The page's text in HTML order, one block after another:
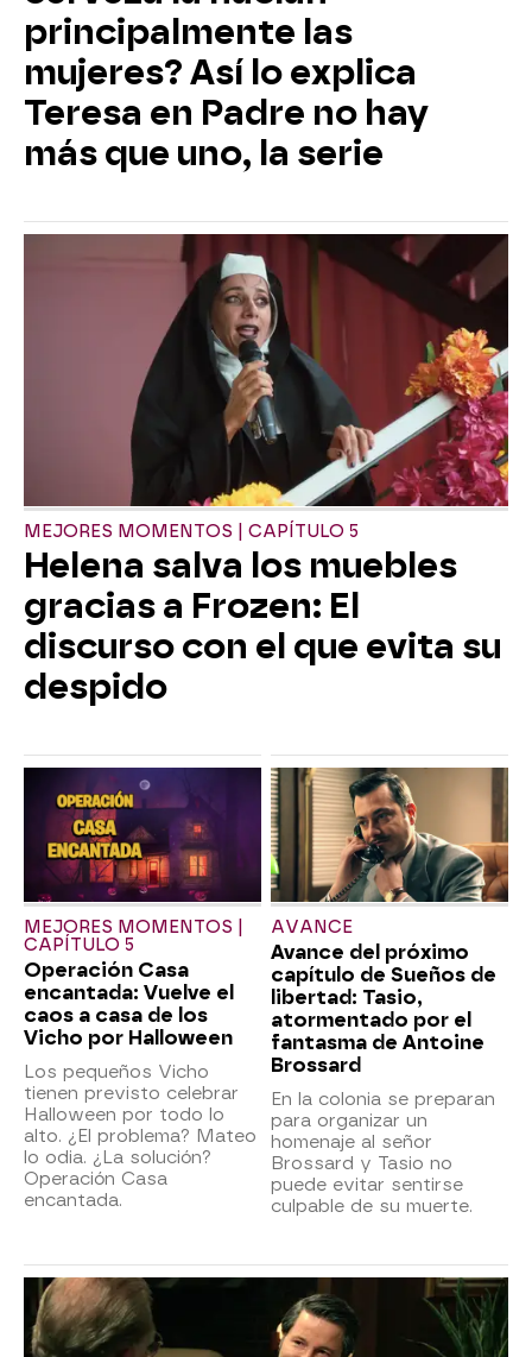
principalmente las
mujeres? Así lo explica
Teresa en Padre no hay
más que uno, la serie
MEJORES MOMENTOS | CAPÍTULO 5
Helena salva los muebles
gracias a Frozen: El
discurso con el que evita su
despido
MEJORES MOMENTOS |
CAPÍTULO 5
Operación Casa
encantada: Vuelve el
caos a casa de los
Vicho por Halloween
Los pequeños Vicho
tienen previsto celebrar
Halloween por todo lo
alto. ¿El problema? Mateo
lo odia. ¿La solución?
Operación Casa
encantada.
AVANCE
Avance del próximo
capítulo de Sueños de
libertad: Tasio,
atormentado por el
fantasma de Antoine
Brossard
En la colonia se preparan
para organizar un
homenaje al señor
Brossard y Tasio no
puede evitar sentirse
culpable de su muerte.